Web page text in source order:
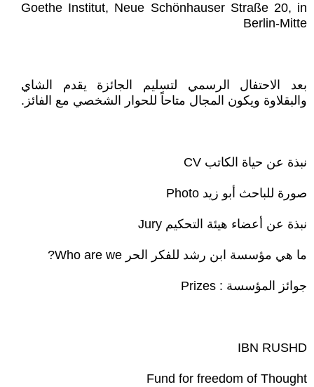
Goethe Institut, Neue Schönhauser Straße 20, in
Berlin-Mitte
بعد الاحتفال الرسمي لتسليم الجائزة يقدم الشاي
والبقلاوة ويكون المجال متاحاً للحوار الشخصي مع الفائز.
نبذة عن حياة الكاتب CV
صورة للباحث أبو زيد Photo
نبذة عن أعضاء هيئة التحكيم Jury
ما هي مؤسسة ابن رشد للفكر الحر Who are we?
جوائز المؤسسة : Prizes
IBN RUSHD
Fund for freedom of Thought